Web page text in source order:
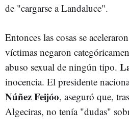
de "cargarse a Landaluce".
Entonces las cosas se
víctimas negaron
abuso sexual de ningún tipo.
inocencia. El presidente
Núñez Feijóo, aseguró que,
Algeciras, no tenía "dudas"